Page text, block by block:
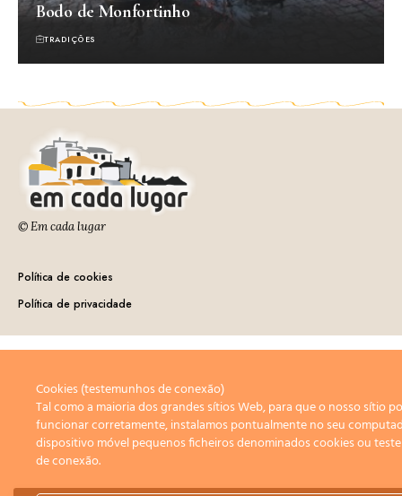
Bodo de Monfortinho
TRADIÇÕES
© Em cada lugar
Política de cookies
Política de privacidade
Cookies (testemunhos de conexão)
Tal como a maioria dos grandes sítios Web, para que o nosso sítio
funcionar corretamente, instalamos pontualmente no seu
dispositivo móvel pequenos ficheiros denominados cookies ou
de conexão.